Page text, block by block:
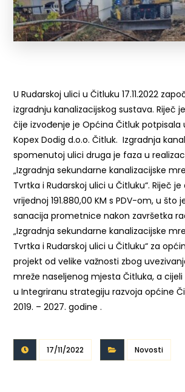
U Rudarskoj ulici u Čitluku 17.11.2022
izgradnju kanalizacijskog sustava. Riječ
čije izvođenje je Općina Čitluk
Kopex Dodig d.o.o. Čitluk. Izgradnja
spomenutoj ulici druga je faza u
„Izgradnja sekundarne kanalizacijske
Tvrtka i Rudarskoj ulici u Čitluku“. Riječ
vrijednoj 191.880,00 KM s PDV-om, u što
sanacija prometnice nakon završetka
„Izgradnja sekundarne kanalizacijske
Tvrtka i Rudarskoj ulici u Čitluku“ za
projekt od velike važnosti zbog
mreže naseljenog mjesta Čitluka, a
u Integriranu strategiju razvoja općine
2019. – 2027. godine .
17/11/2022 Novosti